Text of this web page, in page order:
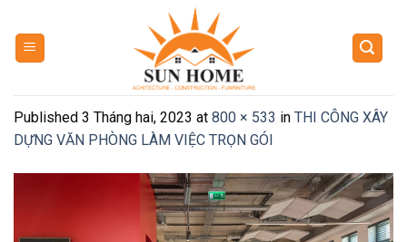
content
Published 3 Tháng hai, 2023 at 800 × 533 in THI CÔNG XÂY
DỰNG VĂN PHÒNG LÀM VIỆC TRỌN GÓI